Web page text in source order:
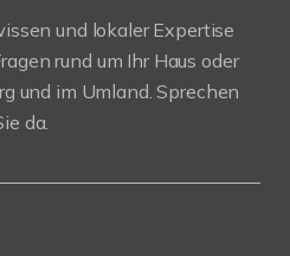
und lokaler Expertise
rund um Ihr Haus oder
und im Umland. Sprechen
da.